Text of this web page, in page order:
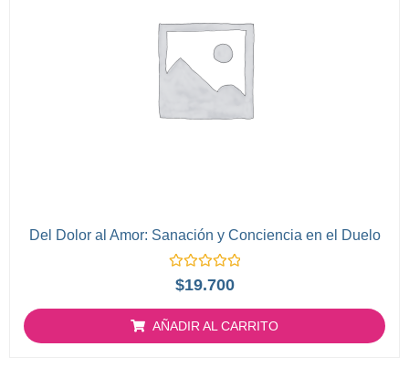
Del Dolor al Amor: Sanación y Conciencia en el Duelo
Valorado
con
5
$19.700
AÑADIR AL CARRITO